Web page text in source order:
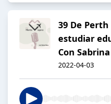
39 De
estudiar
Con
2022-04-03